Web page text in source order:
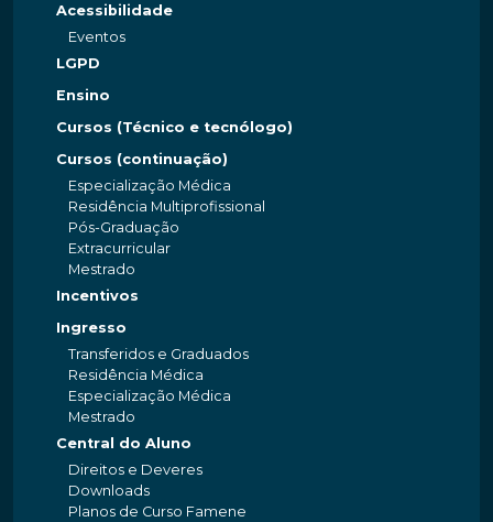
Acessibilidade
Eventos
LGPD
Ensino
Cursos (Técnico e tecnólogo)
Cursos (continuação)
Especialização Médica
Residência Multiprofissional
Pós-Graduação
Extracurricular
Mestrado
Incentivos
Ingresso
Transferidos e Graduados
Residência Médica
Especialização Médica
Mestrado
Central do Aluno
Direitos e Deveres
Downloads
Planos de Curso Famene